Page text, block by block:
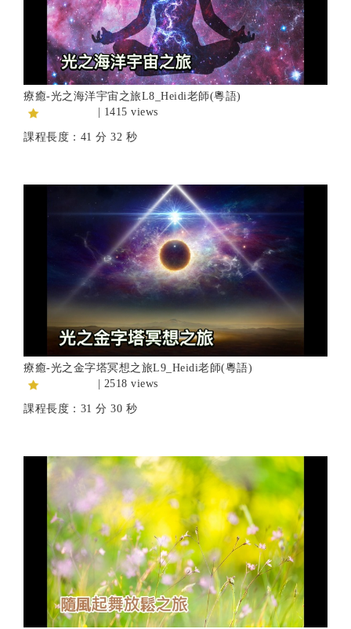
療癒-光之海洋宇宙之旅L8_Heidi老師(粵語)
| 1415 views
課程長度：41 分 32 秒
療癒-光之金字塔冥想之旅L9_Heidi老師(粵語)
| 2518 views
課程長度：31 分 30 秒